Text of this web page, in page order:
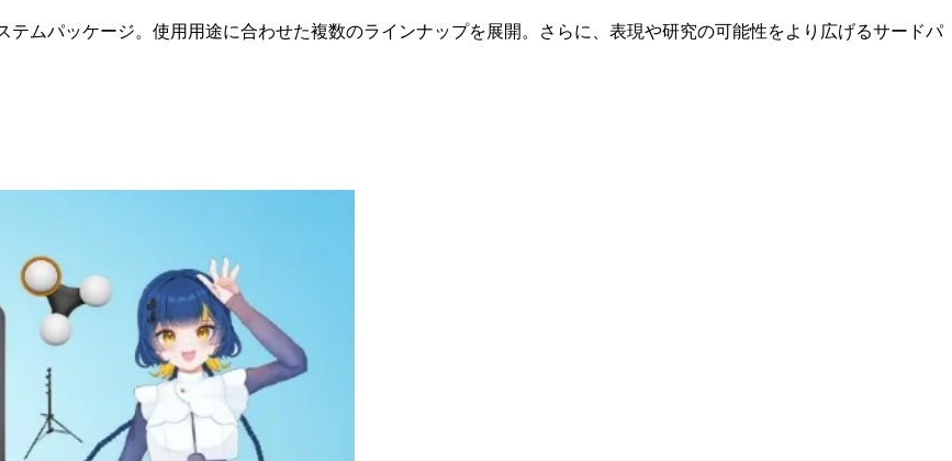
ムパッケージ。使用用途に合わせた複数のラインナップを展開。さらに、表現や研究の可能性をより広げるサードパ